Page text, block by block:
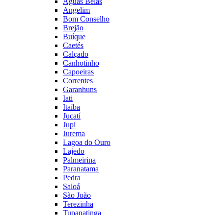
Angelim
Bom Conselho
Brejão
Buíque
Caetés
Calçado
Canhotinho
Capoeiras
Correntes
Garanhuns
Iati
Itaíba
Jucatí
Jupi
Jurema
Lagoa do Ouro
Lajedo
Palmeirina
Paranatama
Pedra
Saloá
São João
Terezinha
Tupanatinga